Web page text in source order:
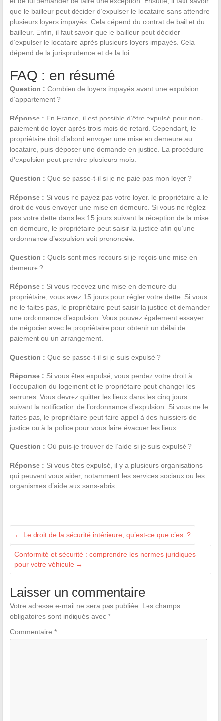
que le bailleur peut décider d’expulser le locataire sans attendre
plusieurs loyers impayés. Cela dépend du contrat de bail et du
bailleur. Enfin, il faut savoir que le bailleur peut décider
d’expulser le locataire après plusieurs loyers impayés. Cela
dépend de la jurisprudence et de la loi.
FAQ : en résumé
Question : Combien de loyers impayés avant une expulsion
d’appartement ?
Réponse : En France, il est possible d’être expulsé pour non-
paiement de loyer après trois mois de retard. Cependant, le
propriétaire doit d’abord envoyer une mise en demeure au
locataire, puis déposer une demande en justice. La procédure
d’expulsion peut prendre plusieurs mois.
Question : Que se passe-t-il si je ne paie pas mon loyer ?
Réponse : Si vous ne payez pas votre loyer, le propriétaire a le
droit de vous envoyer une mise en demeure. Si vous ne réglez
pas votre dette dans les 15 jours suivant la réception de la mise
en demeure, le propriétaire peut saisir la justice afin qu’une
ordonnance d’expulsion soit prononcée.
Question : Quels sont mes recours si je reçois une mise en
demeure ?
Réponse : Si vous recevez une mise en demeure du
propriétaire, vous avez 15 jours pour régler votre dette. Si vous
ne le faites pas, le propriétaire peut saisir la justice et demander
une ordonnance d’expulsion. Vous pouvez également essayer
de négocier avec le propriétaire pour obtenir un délai de
paiement ou un arrangement.
Question : Que se passe-t-il si je suis expulsé ?
Réponse : Si vous êtes expulsé, vous perdez votre droit à
l’occupation du logement et le propriétaire peut changer les
serrures. Vous devrez quitter les lieux dans les cinq jours
suivant la notification de l’ordonnance d’expulsion. Si vous ne le
faites pas, le propriétaire peut faire appel à des huissiers de
justice ou à la police pour vous faire évacuer les lieux.
Question : Où puis-je trouver de l’aide si je suis expulsé ?
Réponse : Si vous êtes expulsé, il y a plusieurs organisations
qui peuvent vous aider, notamment les services sociaux ou les
organismes d’aide aux sans-abris.
← Le droit de la sécurité intérieure, qu’est-ce que c’est ?
Conformité et sécurité : comprendre les normes juridiques
pour votre véhicule →
Laisser un commentaire
Votre adresse e-mail ne sera pas publiée. Les champs
obligatoires sont indiqués avec *
Commentaire *